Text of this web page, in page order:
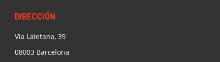
DIRECCIÓN
Via Laietana, 39
08003 Barcelona